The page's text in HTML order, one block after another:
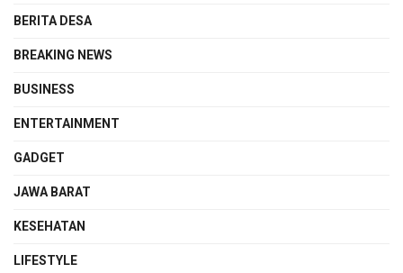
BERITA DESA
BREAKING NEWS
BUSINESS
ENTERTAINMENT
GADGET
JAWA BARAT
KESEHATAN
LIFESTYLE